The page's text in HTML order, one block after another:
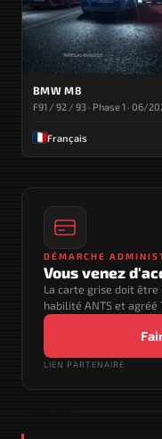
BMW M8
F91 / 92 / 93 · Phase 1 · 06/
Français
DÉMARCHE
Vous venez
La carte grise doit
habilité ANTS et agréé
LIEN PARTENAIRE